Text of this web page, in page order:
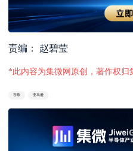
责编： 赵碧莹
*此内容为集微网原创，著作权归
谷歌 亚马逊